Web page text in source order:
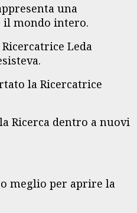
una
il mondo intero.
Leda
la Ricercatrice
Ricerca dentro a nuovi
meglio per aprire la